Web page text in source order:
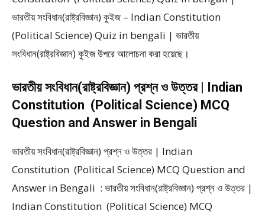
ভারতীয় সংবিধান(রাষ্ট্রবিজ্ঞান) কুইজ – Indian Constitution
(Political Science) Quiz in bengali | ভারতীয়
সংবিধান(রাষ্ট্রবিজ্ঞান) কুইজ উপরে আলোচনা করা হয়েছে।
ভারতীয় সংবিধান(রাষ্ট্রবিজ্ঞান) প্রশ্ন ও উত্তর | Indian
Constitution (Political Science) MCQ
Question and Answer in Bengali
ভারতীয় সংবিধান(রাষ্ট্রবিজ্ঞান) প্রশ্ন ও উত্তর | Indian
Constitution (Political Science) MCQ Question and
Answer in Bengali : ভারতীয় সংবিধান(রাষ্ট্রবিজ্ঞান) প্রশ্ন ও উত্তর |
Indian Constitution (Political Science) MCQ